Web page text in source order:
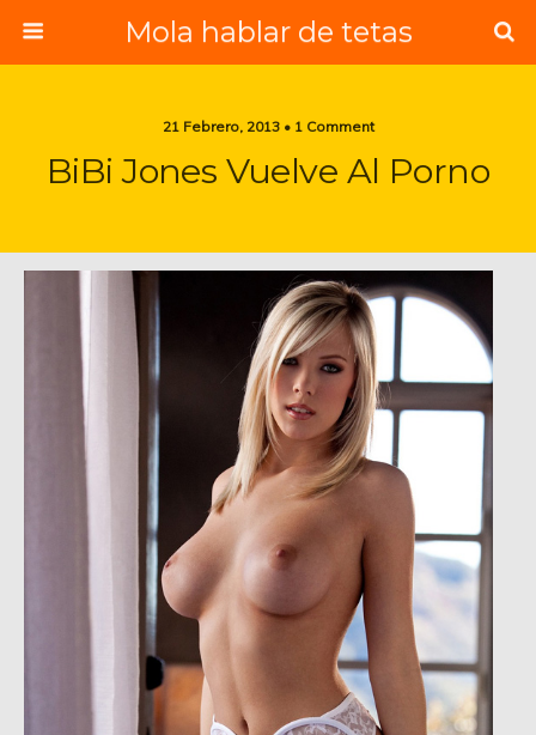
Mola hablar de tetas
21 Febrero, 2013 • 1 Comment
BiBi Jones Vuelve Al Porno